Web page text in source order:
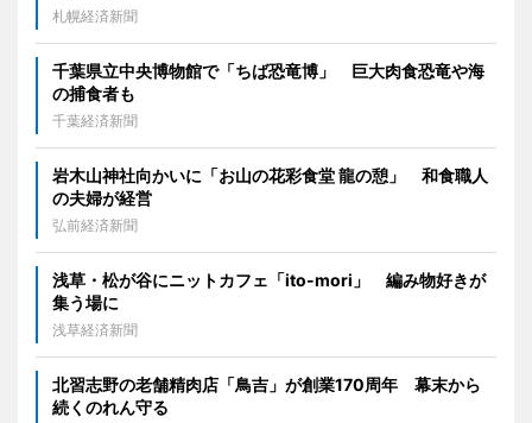
札幌経済新聞
千葉県立中央博物館で「ちば恐竜博」 巨大肉食恐竜や海
の捕食者も
千葉経済新聞
岩木山神社向かいに「お山の花彩食堂 龍の憩」 和食職人
の夫婦が経営
弘前経済新聞
浅草・松が谷にニットカフェ「ito-mori」 編み物好きが
集う場に
浅草経済新聞
北習志野の老舗精肉店「鳥吉」が創業170周年 幕末から
続くのれん守る